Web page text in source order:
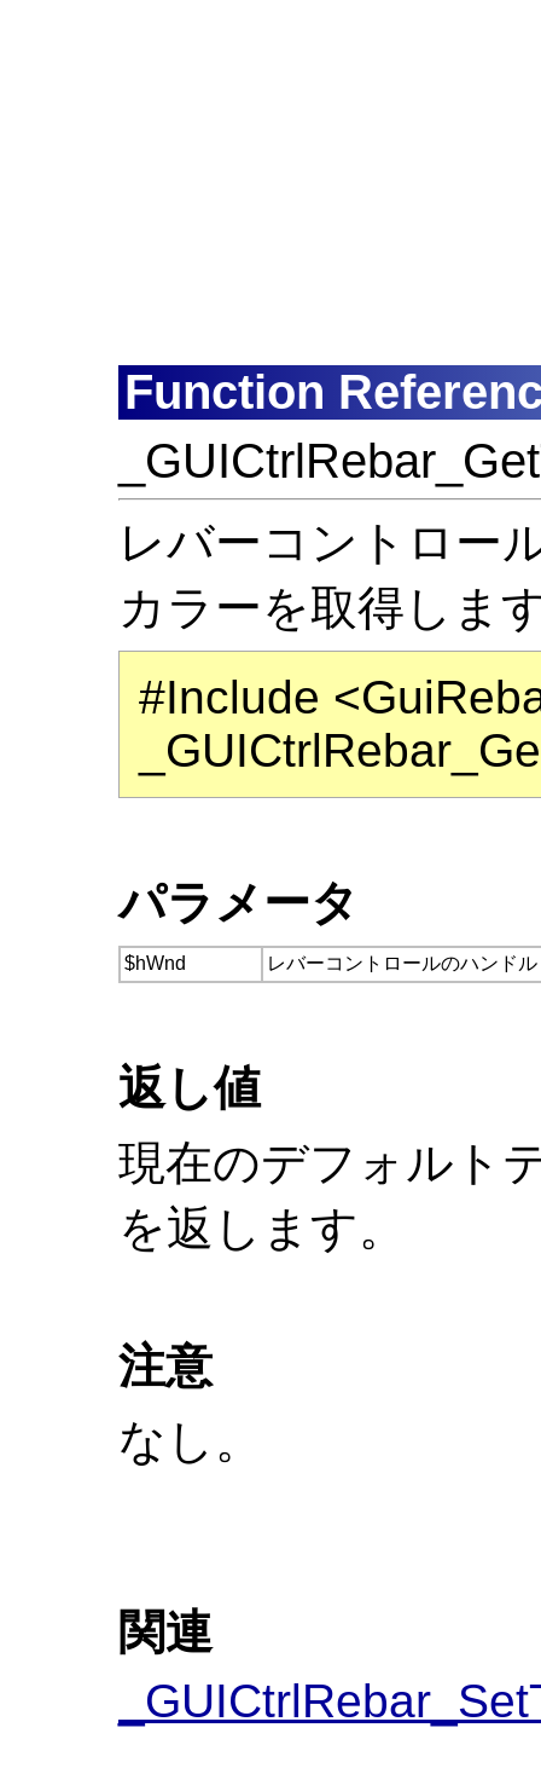
Function
レバーコントロー
カラーを取得しま
#Include
パラメータ
$hWnd レバーコントロールのハンドル
返し値
現在のデフォルト
を返します。
注意
なし。
関連